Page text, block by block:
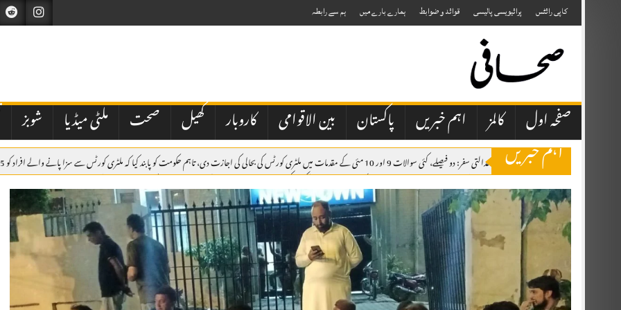
to
content
کاپی رائٹس پرائیویسی پالیسی قوائد و ضوابط ہمارے بارے میں ہم سے رابطہ
صفحہ اول کالمز اہم خبریں پاکستان بین الاقوامی کاروبار کھیل صحت ملٹی میڈیا شوبز
اہم خبریں
جسٹس مسرت ہلالی کا عدالتی سفر: دو فیصلے، کئی سوالات 9 اور 10 مئی کے مقدمات میں ملٹری کورٹس کی بحالی کی اجازت دی، تاہم حکومت کو پابند کیا کہ ملٹری کورٹس سے سزا پانے والے افراد کو 45 دن کے اندر ہائی کورٹ میں آزادانہ اپیل کا حق دیا جائے۔
راجہ فاروق حیدر کی چناری، چکوٹھی آمد، شاندار استقبال، اظہارِ تشکر ریلی الیکشن کمیشن نے شاہد خاقان عباسی کی جماعت عوام پاکستان کو ڈی لسٹ کردیا مکہ مشترکہ دفاعی
پیٹرول اور ڈیزل کی قیمتوں میں کمی کا فیصلہ، نوٹیفکیشن جاری